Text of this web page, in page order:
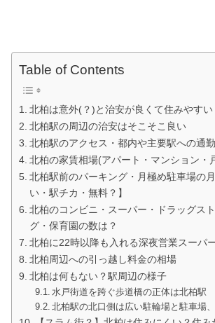
Table of Contents
北柏は意外(？)と治安が良くて住みやすい
北柏駅の周辺の治安はそこそこ良い
北柏駅のアクセス・都内や主要駅への通
北柏の家賃相場(アパート・マンション・
北柏駅前のパーキング・月極め駐車場の
い・駅チカ・無料？】
北柏のコンビニ・スーパー・ドラッグス
グ・保育園の数は？
北柏に22時以降も入れる深夜営業スーパ
北柏周辺への引っ越し料金の相場
北柏は何もない？駅周辺の様子
水戸街道を跨ぐ歩道橋の正体は北柏駅
北柏駅の北口側は広い駐輪場と駐車場